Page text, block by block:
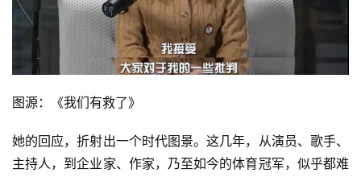
图源：《我们有救了》
她的回应，折射出一个时代图景。这几年，从演员、歌手、
主持人，到企业家、作家，乃至如今的体育冠军，似乎都难